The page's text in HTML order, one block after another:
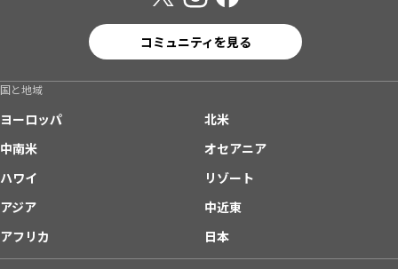
コミュニティを見る
国と地域
ヨーロッパ
北米
中南米
オセアニア
ハワイ
リゾート
アジア
中近東
アフリカ
日本